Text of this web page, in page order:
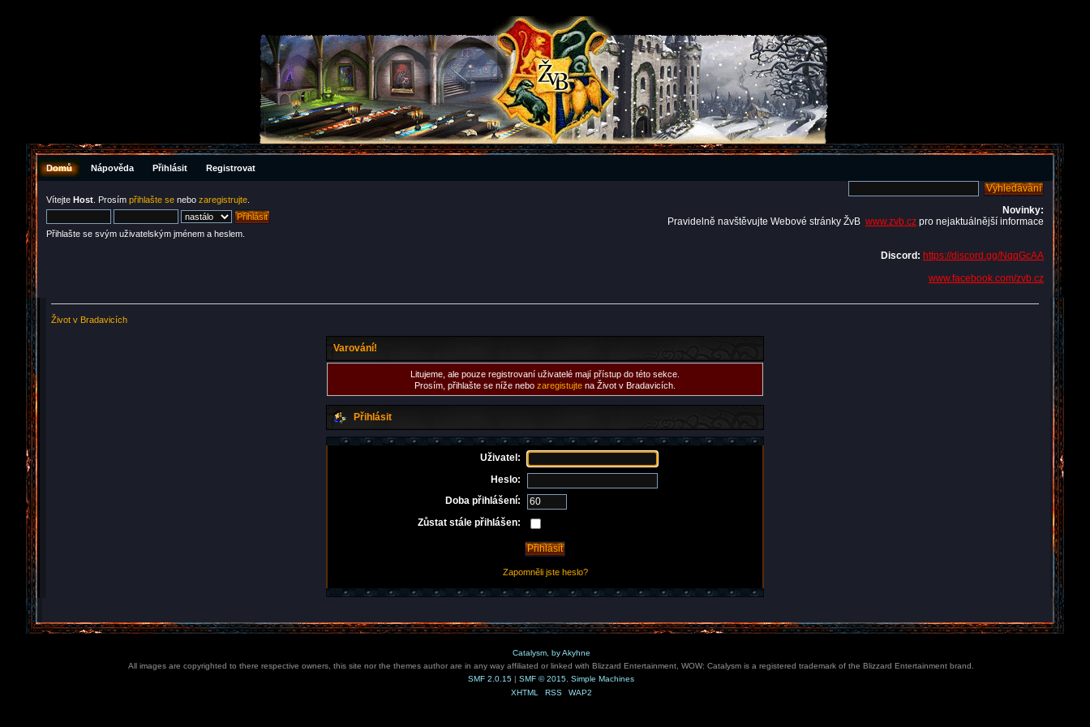
Domů Nápověda Přihlásit Registrovat
Vítejte Host . Prosím přihlašte se nebo zaregistrujte
Přihlašte se svým uživatelským jménem a heslem.
Novinky:
Pravidelně navštěvujte Webové stránky ŽvB www.zvb.cz pro nejaktuálnější informace
Discord: https://discord.gg/NqqGcAA
www.facebook.com/zvb.cz
Život v Bradavicích
Varování!
Litujeme, ale pouze registrovaní uživatelé mají přístup do této sekce.
Prosím, přihlašte se níže nebo zaregistujte na Život v Bradavicích.
Přihlásit
Uživatel:
Heslo:
Doba přihlášení:
Zůstat stále přihlášen:
Zapomněli jste heslo?
Catalysm, by Akyhne
All images are copyrighted to there respective owners, this site nor the themes author are in any way affiliated or linked with Blizzard Entertainment, WOW: Catalysm is a registered trademark of the Blizzard Entertainment brand.
SMF 2.0.15 | SMF © 2015 Simple Machines
XHTML
RSS WAP2